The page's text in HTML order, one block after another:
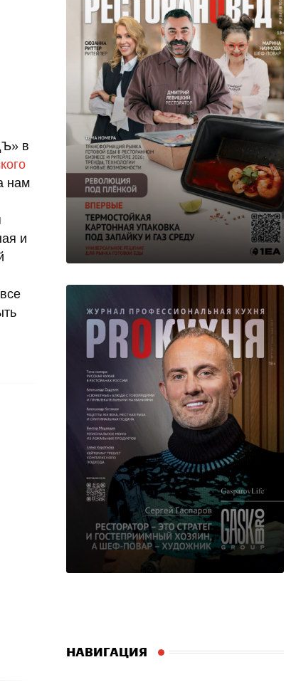
в
нам
и
НАВИГАЦИЯ